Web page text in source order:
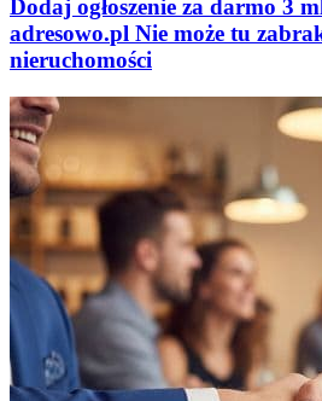
Dodaj ogłoszenie za darmo 3
adresowo.pl Nie może tu
nieruchomości